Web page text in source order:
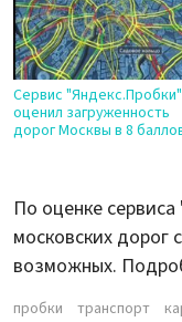
Сервис "Яндекс.Пробки"
оценил загруженность
дорог Москвы в 8
По оценке
московских дорог
возможных.
пробки транспорт